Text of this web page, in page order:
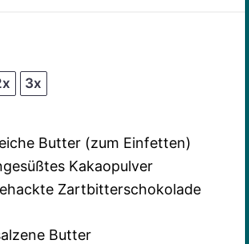
3x
Butter (zum Einfetten)
Kakaopulver
Zartbitterschokolade
Butter